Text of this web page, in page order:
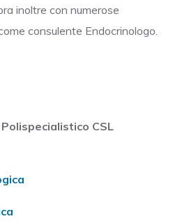
inoltre con numerose
consulente Endocrinologo.
CSL